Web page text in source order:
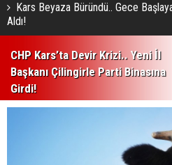
Kars Beyaza Büründü.. Gece
Aldı!
CHP Kars’ta Devir Krizi.. Yeni İl
Başkanı Çilingirle Parti Binasına
Girdi!